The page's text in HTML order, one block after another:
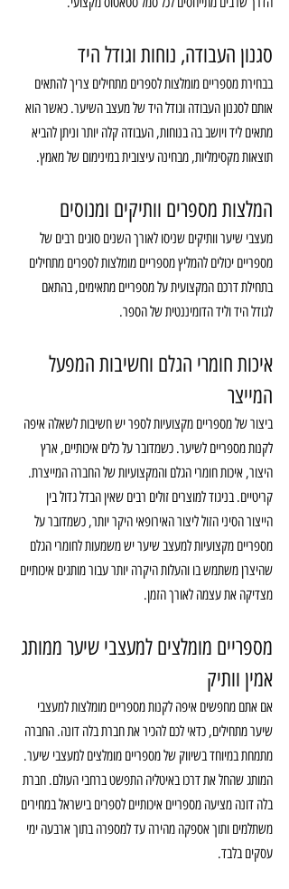
סגנון העבודה, נוחות וגודל היד
בבחירת מספריים מומלצות לספרים מתחילים צריך להתאים
אותם לסגנון העבודה וגודל היד של מעצב השיער. כאשר הוא
מתאים ליד ויושב בה בנוחות, העבודה קלה יותר וניתן להביא
תוצאות מקסימליות, מבחינה עיצובית במינימום של מאמץ.
המלצות מספרים וותיקים ומנוסים
מעצבי שיער וותיקים שניסו לאורך השנים סוגים רבים של
מספריים יכולים להמליץ מספריים מומלצות לספרים מתחילים
בתחילת דרכם המקצועית על מספריים מתאימים, בהתאם
לגודל היד וליד הדומיננטית של הספר.
איכות חומרי הגלם וחשיבות המפעל
המייצר
ביצור של מספריים מקצועיות לספר יש חשיבות לשאלה איפה
לקנות מספריים לשיער. כשמדובר על כלים איכותיים, ארץ
היצור, איכות חומרי הגלם והמקצועיות של החברה המייצרת.
קריטיים. בניגוד למוצרים זולים רבים שאין הבדל גדול בין
הייצור הסיני הזול ליצור האירופאי היקר יותר, כשמדובר על
מספריים מקצועיות למעצב שיער יש משמעות לחומרי הגלם
שהיצרן משתמש בו והעלות היקרה יותר עבור מותגים איכותיים
מצדיקה את עצמה לאורך הזמן.
מספריים מומלצים למעצבי שיער ממותג
אמין וותיק
אם אתם מחפשים איפה לקנות מספריים מומלצות למעצבי
שיער מתחילים, כדאי לכם להכיר את חברת בלה דונה. החברה
מתמחת במיוחד בשיווק של מספריים מומלצים למעצבי שיער.
המותג שהחל את דרכו באיטליה התפשט ברחבי העולם. חברת
בלה דונה מציעה מספריים איכותיים לספרים בישראל במחירים
משתלמים ותוך אספקה מהירה עד למספרה בתוך ארבעה ימי
עסקים בלבד.